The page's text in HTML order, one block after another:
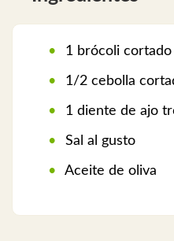
1 brócoli
1/2 cebolla
1 diente de ajo
Sal al gusto
Aceite de oliva